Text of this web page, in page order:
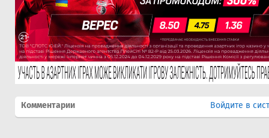
Комментарии Войдите в